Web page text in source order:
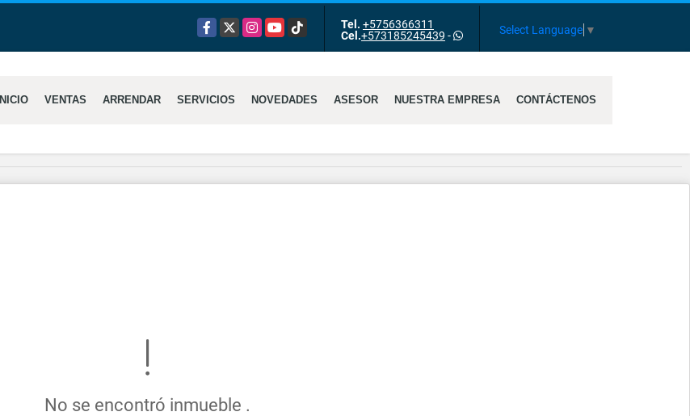
Facebook
X Instagram
YouTubeTikTok Tel. +5756366311
Cel.+573185245439 - Select Language ▼
INICIO VENTAS ARRENDAR SERVICIOS NOVEDADES ASESOR NUESTRA EMPRESA CONTÁCTENOS
No se encontró inmueble .